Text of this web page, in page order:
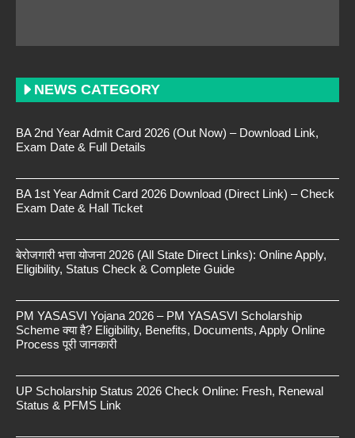
NEWS CATEGORY
BA 2nd Year Admit Card 2026 (Out Now) – Download Link,
Exam Date & Full Details
BA 1st Year Admit Card 2026 Download (Direct Link) – Check
Exam Date & Hall Ticket
बेरोजगारी भत्ता योजना 2026 (All State Direct Links): Online Apply,
Eligibility, Status Check & Complete Guide
PM YASASVI Yojana 2026 – PM YASASVI Scholarship
Scheme क्या है? Eligibility, Benefits, Documents, Apply Online
Process पूरी जानकारी
UP Scholarship Status 2026 Check Online: Fresh, Renewal
Status & PFMS Link